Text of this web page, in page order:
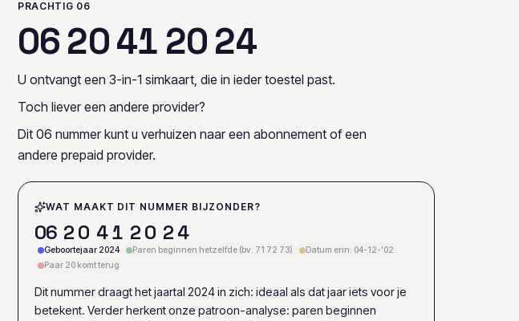
PRACHTIG 06
062041 2024
U ontvangt een 3-in-1 simkaart, die in ieder toestel past.
Toch liever een andere provider?
Dit 06 nummer kunt u verhuizen naar een abonnement of een
andere prepaid provider.
WAT MAAKT DIT NUMMER BIJZONDER?
06 20 41 20 24
Geboortejaar 2024 Paren beginnen hetzelfde (bv. 71 72 73)
Datum erin: 04-12-'02
Paar 20 komt terug
Dit nummer draagt het jaartal 2024 in zich: ideaal als dat jaar iets voor je
betekent. Verder herkent onze patroon-analyse: paren beginnen